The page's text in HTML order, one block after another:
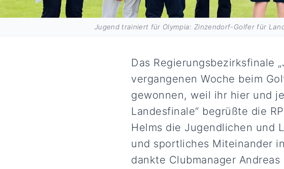
Jugend trainiert für Olympia: Zinzendorf-Golfer für
Das Regierungsbezirksfinale
vergangenen Woche beim
gewonnen, weil ihr hier und
Landesfinale“ begrüßte die
Helms die Jugendlichen und
und sportliches Miteinander
dankte Clubmanager